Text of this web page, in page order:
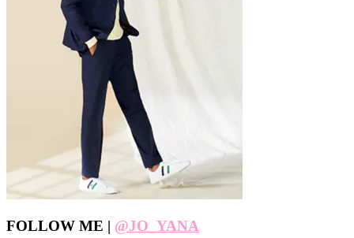
Footer
FOLLOW ME | @JO_YANA